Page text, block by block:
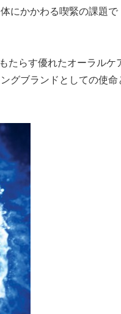
にかかわる喫緊の課題で
たらす優れたオーラルケ
グブランドとしての使命